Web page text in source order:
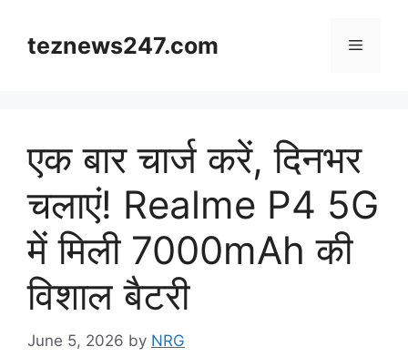
contentteznews247.com Menu
एक बार चार्ज करें, दिनभर
चलाएं! Realme P4 5G
में मिली 7000mAh की
विशाल बैटरी
June 5, 2026 by NRG